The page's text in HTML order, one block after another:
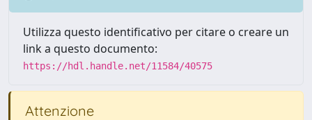
Utilizza questo identificativo per citare o creare un
link a questo documento:
https://hdl.handle.net/11584/40575
Attenzione